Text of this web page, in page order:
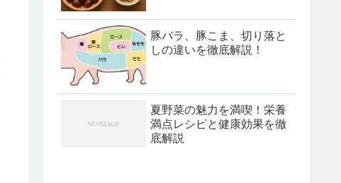
豚バラ、豚こま、切り落と
しの違いを徹底解説！
夏野菜の魅力を満喫！栄養
満点レシピと健康効果を徹
底解説